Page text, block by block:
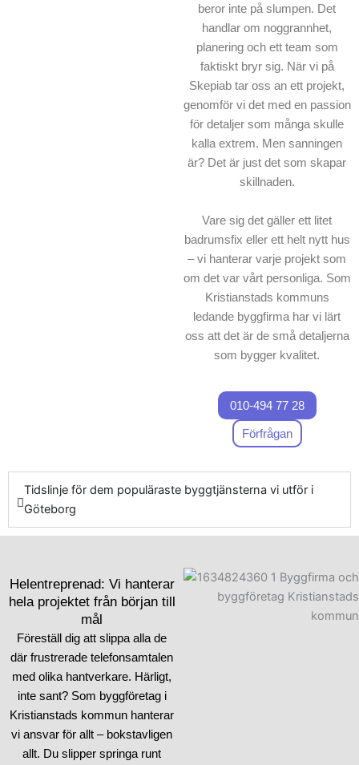
beror inte på slumpen. Det
handlar om noggrannhet,
planering och ett team som
faktiskt bryr sig. När vi på
Skepiab tar oss an ett projekt,
genomför vi det med en passion
för detaljer som många skulle
kalla extrem. Men sanningen
är? Det är just det som skapar
skillnaden.
Vare sig det gäller ett litet
badrumsfix eller ett helt nytt hus
– vi hanterar varje projekt som
om det var vårt personliga. Som
Kristianstads kommuns
ledande byggfirma har vi lärt
oss att det är de små detaljerna
som bygger kvalitet.
010-494 77 28
Förfrågan
Tidslinje för dem populäraste byggtjänsterna vi utför i
Göteborg
Helentreprenad: Vi hanterar
hela projektet från början till
mål
Föreställ dig att slippa alla de
där frustrerade telefonsamtalen
med olika hantverkare. Härligt,
inte sant? Som byggföretag i
Kristianstads kommun hanterar
vi ansvar för allt – bokstavligen
allt. Du slipper springa runt